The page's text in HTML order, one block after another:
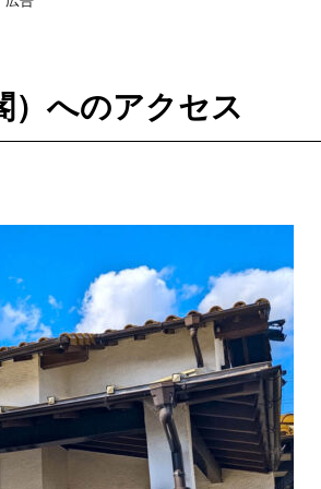
）へのアクセス